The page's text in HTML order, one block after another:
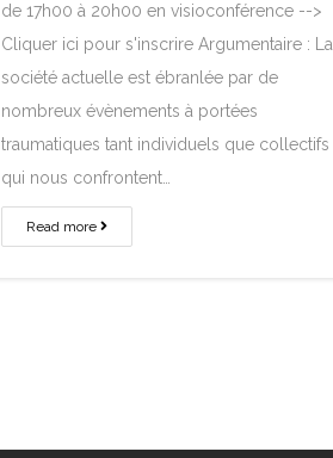
de 17h00 à 20h00 en visioconférence -->
Cliquer ici pour s'inscrire Argumentaire : La
société actuelle est ébranlée par de
nombreux évènements à portées
traumatiques tant individuels que collectifs
qui nous confrontent…
Read more